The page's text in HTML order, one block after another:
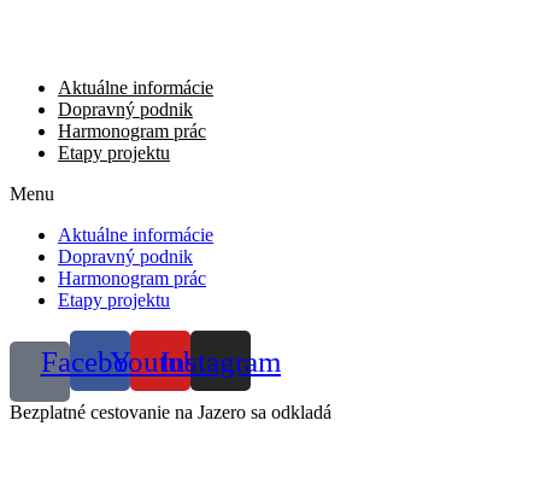
Aktuálne informácie
Dopravný podnik
Harmonogram prác
Etapy projektu
Menu
Aktuálne informácie
Dopravný podnik
Harmonogram prác
Etapy projektu
FacebookYoutubeInstagram
Bezplatné cestovanie na Jazero sa odkladá